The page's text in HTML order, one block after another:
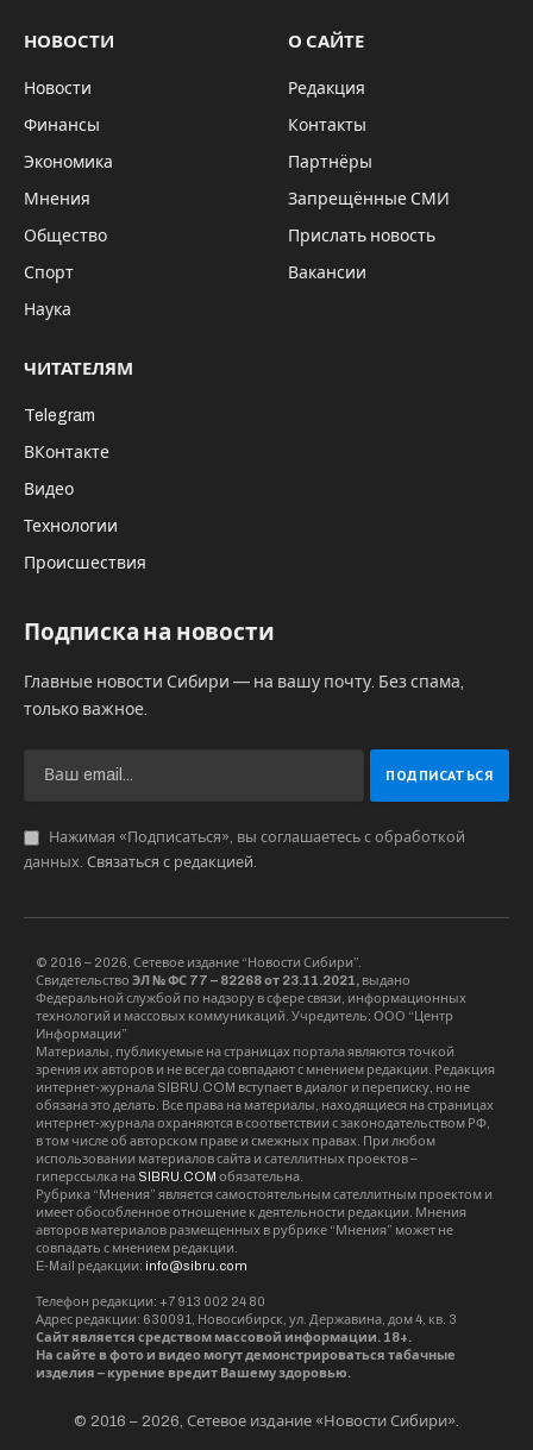
НОВОСТИ
Новости
Финансы
Экономика
Мнения
Общество
Спорт
Наука
О САЙТЕ
Редакция
Контакты
Партнёры
Запрещённые СМИ
Прислать новость
Вакансии
ЧИТАТЕЛЯМ
Telegram
ВКонтакте
Видео
Технологии
Происшествия
Подписка на новости
Главные новости Сибири — на вашу почту. Без спама,
только важное.
Нажимая «Подписаться», вы соглашаетесь с обработкой
данных. Связаться с редакцией
© 2016 – 2026, Сетевое издание “Новости Сибири”.
Свидетельство ЭЛ № ФС 77 – 82268 от 23.11.2021, выдано
Федеральной службой по надзору в сфере связи, информационных
технологий и массовых коммуникаций. Учредитель: ООО “Центр
Информации”
Материалы, публикуемые на страницах портала являются точкой
зрения их авторов и не всегда совпадают с мнением редакции. Редакция
интернет-журнала SIBRU.COM вступает в диалог и переписку, но не
обязана это делать. Все права на материалы, находящиеся на страницах
интернет-журнала охраняются в соответствии с законодательством РФ,
в том числе об авторском праве и смежных правах. При любом
использовании материалов сайта и сателлитных проектов –
гиперссылка на SIBRU.COM обязательна.
Рубрика “Мнения” является самостоятельным сателлитным проектом и
имеет обособленное отношение к деятельности редакции. Мнения
авторов материалов размещенных в рубрике “Мнения” может не
совпадать с мнением редакции.
E-Mail редакции: info@sibru.com
Телефон редакции: +7 913 002 24 80
Адрес редакции: 630091, Новосибирск, ул. Державина, дом 4, кв. 3
Сайт является средством массовой информации. 18+.
На сайте в фото и видео могут демонстрироваться табачные
изделия – курение вредит Вашему здоровью.
© 2016 – 2026, Сетевое издание «Новости Сибири».